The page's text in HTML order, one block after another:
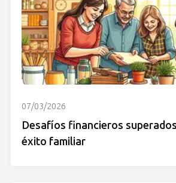
07/03/2026
Desafíos financieros
éxito familiar